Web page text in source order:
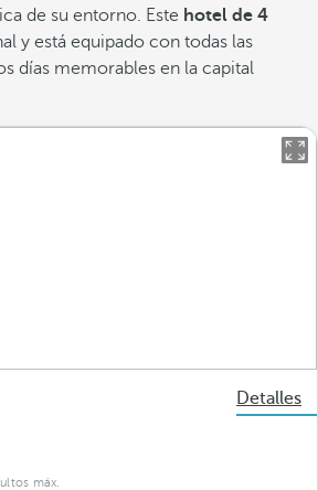
de su entorno. Este hotel de 4
y está equipado con todas las
días memorables en la capital
Detalles
máx.